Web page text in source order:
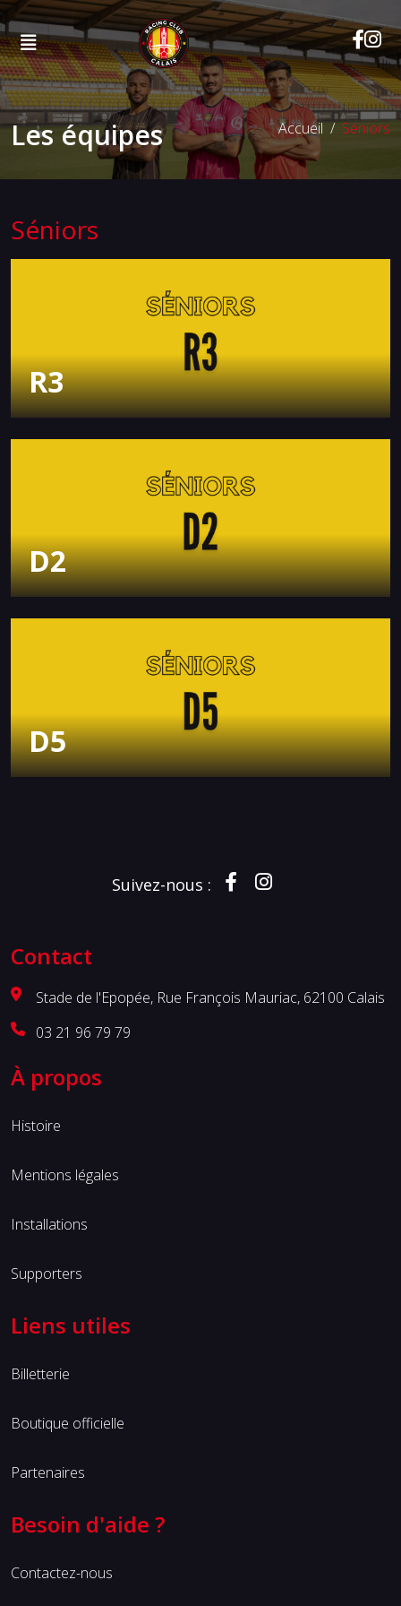
Les équipes Accueil Séniors
Séniors
R3
D2
D5
Suivez-nous :
Contact
Stade de l'Epopée, Rue François Mauriac, 62100 Calais
03 21 96 79 79
À propos
Histoire
Mentions légales
Installations
Supporters
Liens utiles
Billetterie
Boutique officielle
Partenaires
Besoin d'aide ?
Contactez-nous